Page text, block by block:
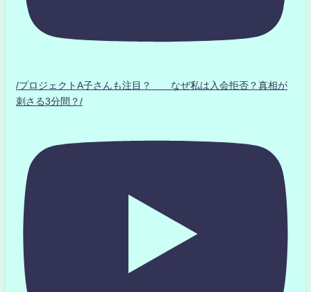
/プロジェクトA子さんも注目？ なぜ私は入会拒否？真相が
刺さる3分間？/